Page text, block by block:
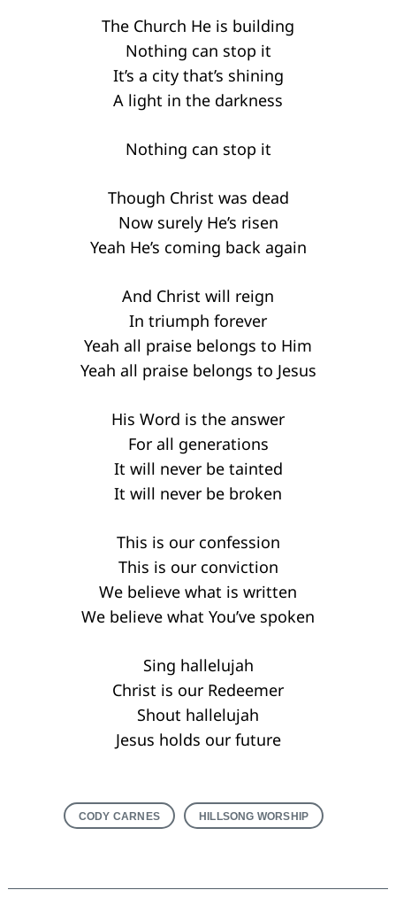
The Church He is building
Nothing can stop it
It’s a city that’s shining
A light in the darkness
Nothing can stop it
Though Christ was dead
Now surely He’s risen
Yeah He’s coming back again
And Christ will reign
In triumph forever
Yeah all praise belongs to Him
Yeah all praise belongs to Jesus
His Word is the answer
For all generations
It will never be tainted
It will never be broken
This is our confession
This is our conviction
We believe what is written
We believe what You’ve spoken
Sing hallelujah
Christ is our Redeemer
Shout hallelujah
Jesus holds our future
CODY CARNES HILLSONG WORSHIP